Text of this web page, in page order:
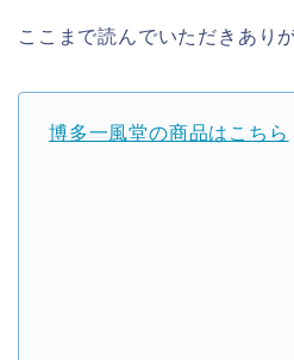
ここまで読んでいただきあり
博多一風堂の商品はこちら